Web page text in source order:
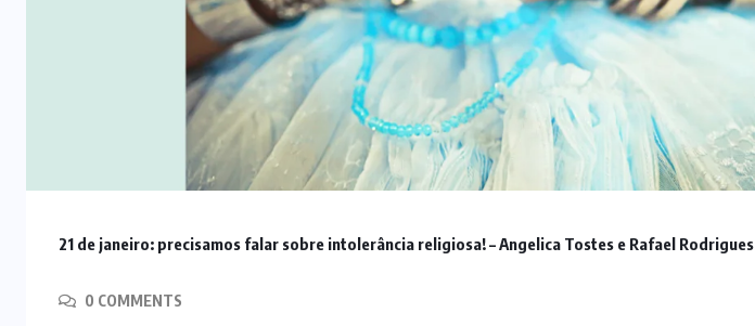
21 de janeiro: precisamos falar sobre intolerância religiosa! – Angelica Tostes e Rafael Rodrigues
0 COMMENTS